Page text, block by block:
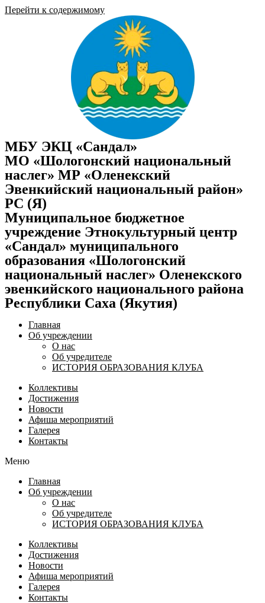
Перейти к содержимому
МБУ ЭКЦ «Сандал»
МО «Шологонский национальный
наслег» МР «Оленекский
Эвенкийский национальный район»
РС (Я)
Муниципальное бюджетное
учреждение Этнокультурный центр
«Сандал» муниципального
образования «Шологонский
национальный наслег» Оленекского
эвенкийского национального района
Республики Саха (Якутия)
Главная
Об учреждении
О нас
Об учредителе
ИСТОРИЯ ОБРАЗОВАНИЯ КЛУБА
Коллективы
Достижения
Новости
Афиша мероприятий
Галерея
Контакты
Меню
Главная
Об учреждении
О нас
Об учредителе
ИСТОРИЯ ОБРАЗОВАНИЯ КЛУБА
Коллективы
Достижения
Новости
Афиша мероприятий
Галерея
Контакты